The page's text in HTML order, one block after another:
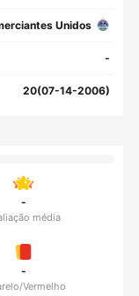
Unidos
-
20(07-14-2006)
-
média
-
Vermelho